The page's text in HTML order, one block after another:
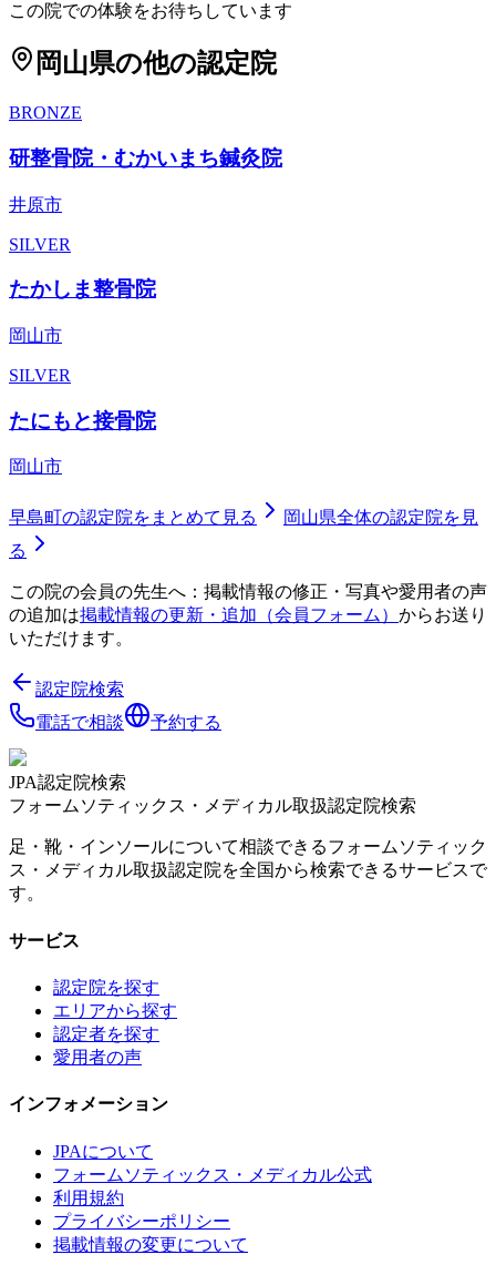
この院での体験をお待ちしています
岡山県の他の認定院
BRONZE
研整骨院・むかいまち鍼灸院
井原市
SILVER
たかしま整骨院
岡山市
SILVER
たにもと接骨院
岡山市
早島町 の認定院をまとめて見る 岡山県全体の認定院を見
る
この院の会員の先生へ：掲載情報の修正・写真や愛用者の声
の追加は掲載情報の更新・追加（会員フォーム） からお送り
いただけます。
認定院検索
電話で相談
予約する
JPA認定院検索
フォームソティックス・メディカル取扱認定院検索
足・靴・インソールについて相談できるフォームソティック
ス・メディカル取扱認定院を全国から検索できるサービスで
す。
サービス
認定院を探す
エリアから探す
認定者を探す
愛用者の声
インフォメーション
JPAについて
フォームソティックス・メディカル公式
利用規約
プライバシーポリシー
掲載情報の変更について